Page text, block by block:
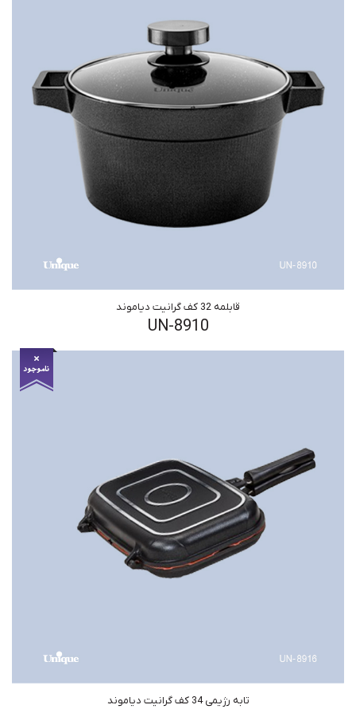
قابلمه 32 کف گرانیت دیاموند
UN-8910
تابه رژیمی 34 کف گرانیت دیاموند